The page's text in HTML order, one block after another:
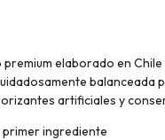
elaborado en
artificiales y
ingrediente